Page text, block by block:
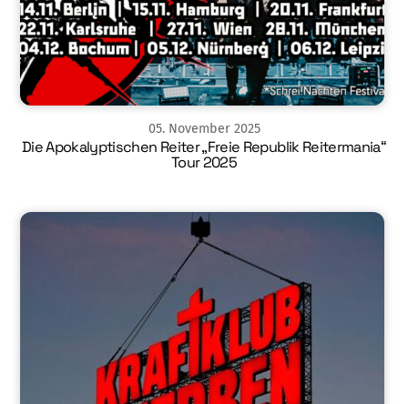
05. November 2025
Die Apokalyptischen Reiter „Freie Republik Reitermania“
Tour 2025